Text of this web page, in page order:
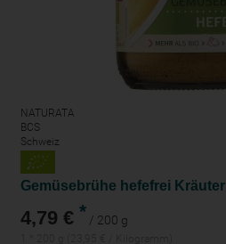
NATURATA
BCS
Schweiz
Gemüsebrühe hefefrei Kräuter
4,79 € * / 200 g